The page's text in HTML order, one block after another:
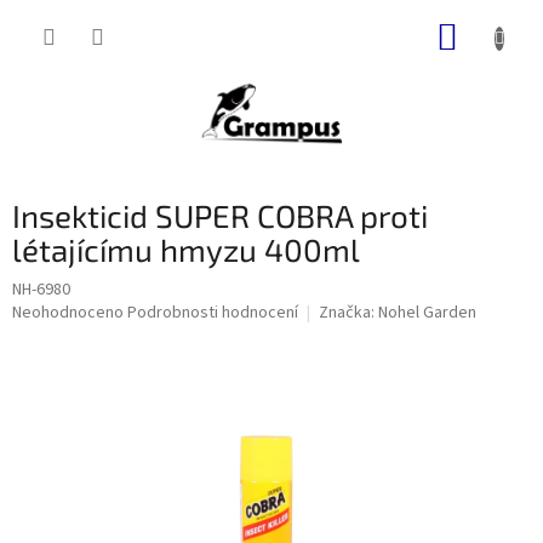
Insekticid SUPER COBRA proti
létajícímu hmyzu 400ml
NH-6980
Průměrné
Neohodnoceno Podrobnosti hodnocení Značka: Nohel Garden